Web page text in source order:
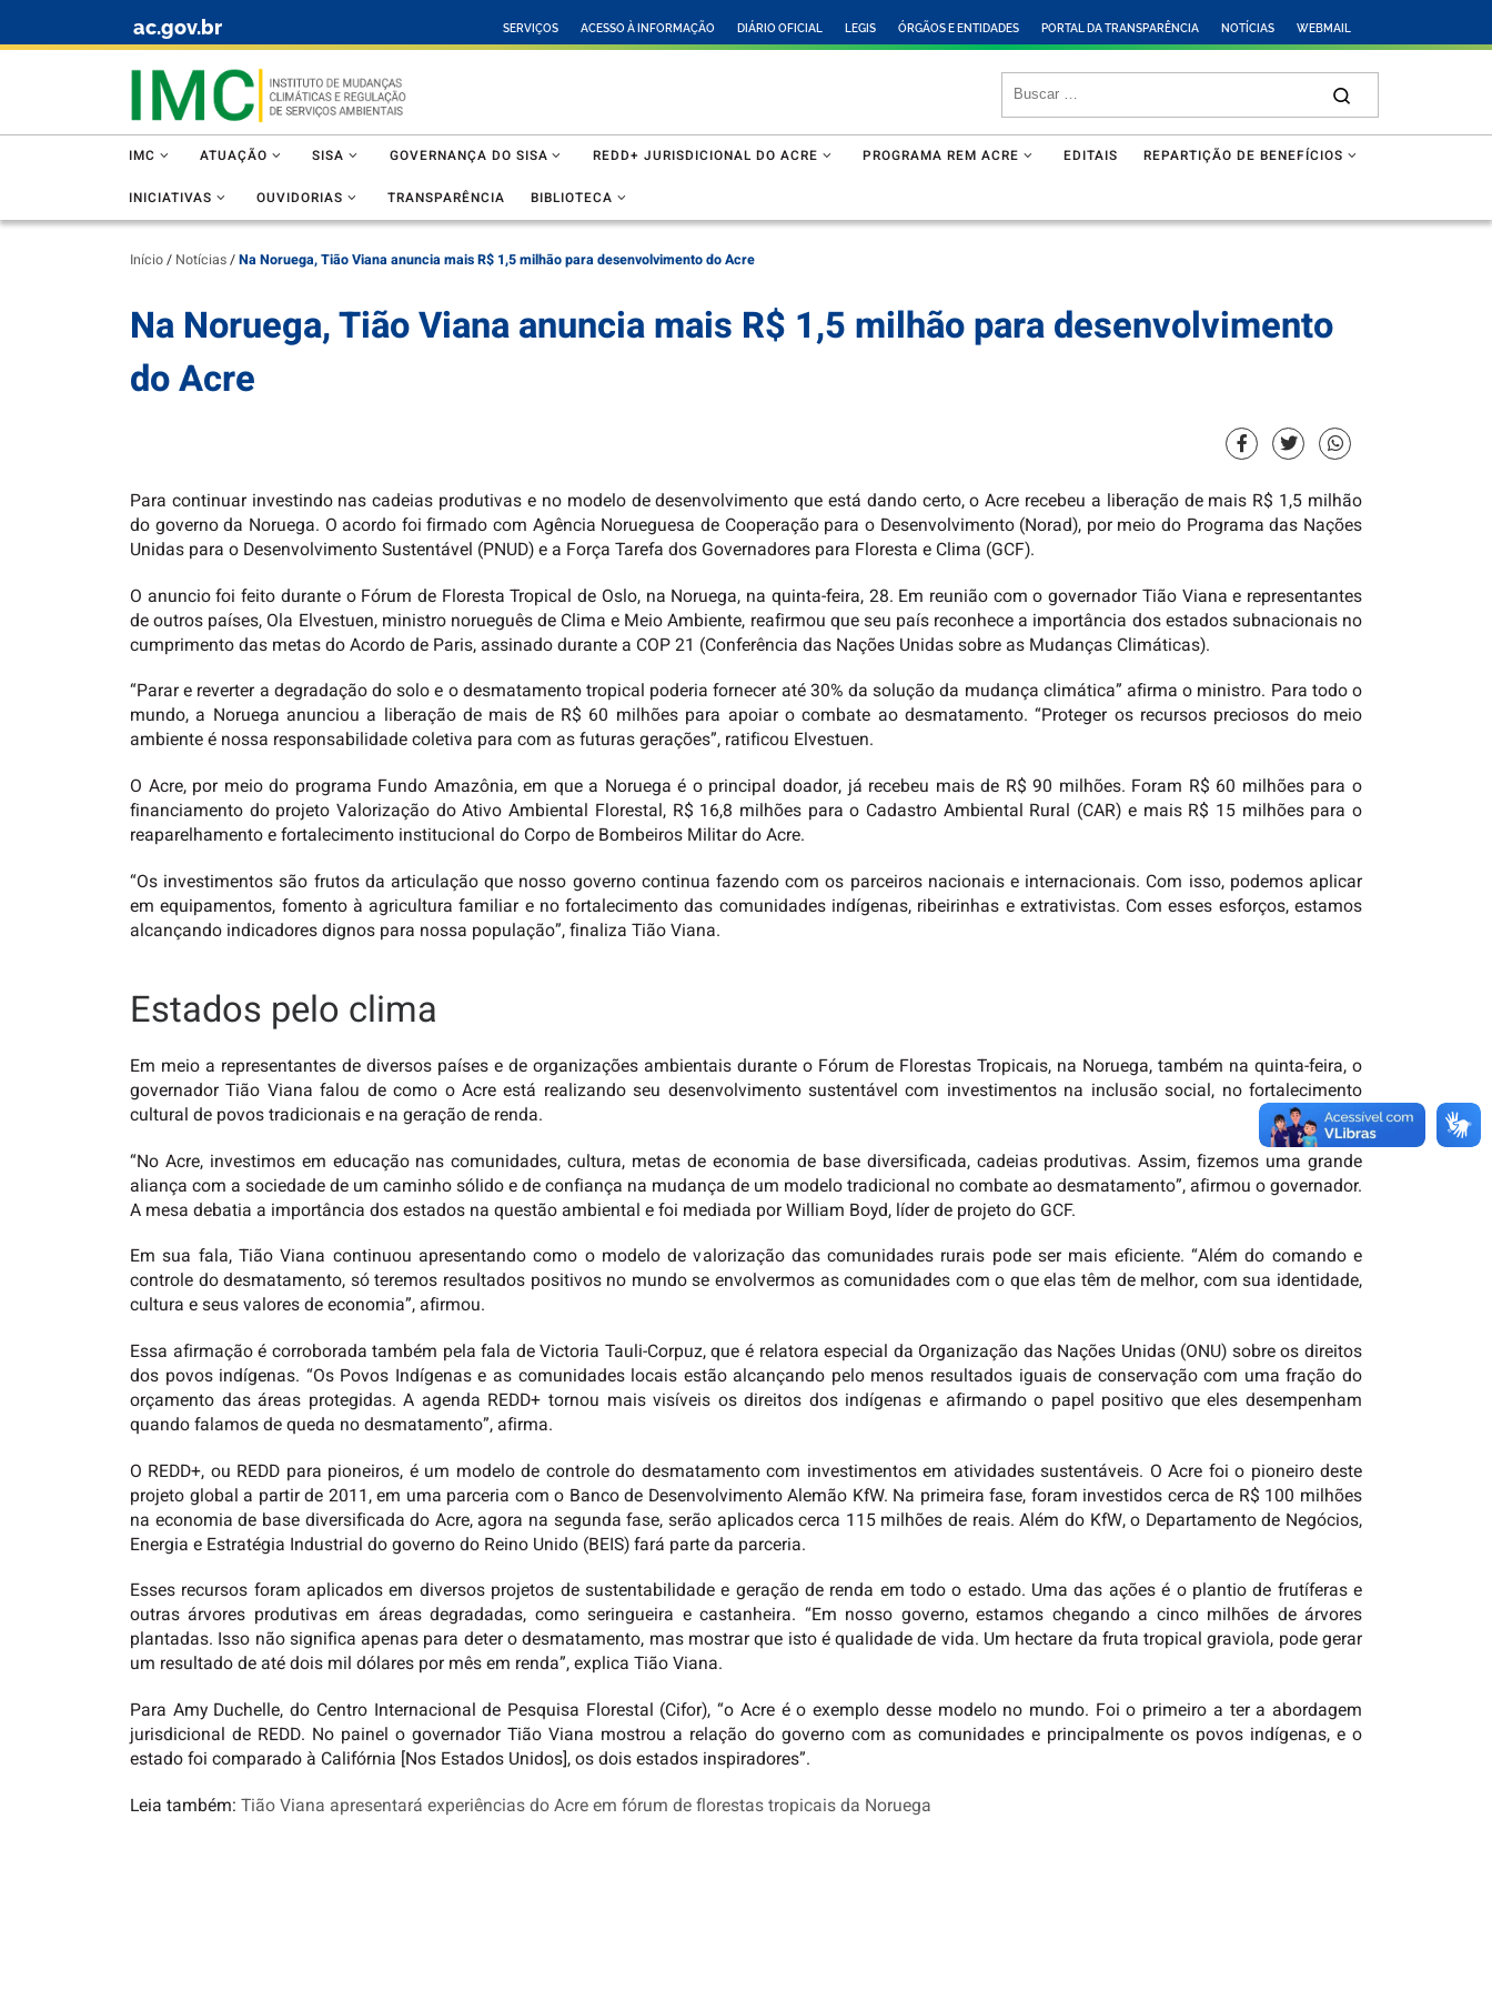
ac.gov.br SERVIÇOS ACESSO À INFORMAÇÃO DIÁRIO OFICIAL LEGIS ÓRGÃOS E ENTIDADES PORTAL DA TRANSPARÊNCIA NOTÍCIAS WEBMAIL
IMC ATUAÇÃO SISA GOVERNANÇA DO SISA REDD+ JURISDICIONAL DO ACRE PROGRAMA REM ACRE EDITAIS REPARTIÇÃO DE BENEFÍCIOS
INICIATIVAS OUVIDORIAS TRANSPARÊNCIA BIBLIOTECA
Início/ Notícias/Na Noruega, Tião Viana anuncia mais R$ 1,5 milhão para desenvolvimento do Acre
Na Noruega, Tião Viana anuncia mais R$ 1,5 milhão para desenvolvimento
do Acre
Para continuar investindo nas cadeias produtivas e no modelo de desenvolvimento que está dando certo, o Acre recebeu a liberação de mais R$ 1,5 milhão
do governo da Noruega. O acordo foi firmado com Agência Norueguesa de Cooperação para o Desenvolvimento (Norad), por meio do Programa das Nações
Unidas para o Desenvolvimento Sustentável (PNUD) e a Força Tarefa dos Governadores para Floresta e Clima (GCF).
O anuncio foi feito durante o Fórum de Floresta Tropical de Oslo, na Noruega, na quinta-feira, 28. Em reunião com o governador Tião Viana e representantes
de outros países, Ola Elvestuen, ministro norueguês de Clima e Meio Ambiente, reafirmou que seu país reconhece a importância dos estados subnacionais no
cumprimento das metas do Acordo de Paris, assinado durante a COP 21 (Conferência das Nações Unidas sobre as Mudanças Climáticas).
“Parar e reverter a degradação do solo e o desmatamento tropical poderia fornecer até 30% da solução da mudança climática” afirma o ministro. Para todo o
mundo, a Noruega anunciou a liberação de mais de R$ 60 milhões para apoiar o combate ao desmatamento. “Proteger os recursos preciosos do meio
ambiente é nossa responsabilidade coletiva para com as futuras gerações”, ratificou Elvestuen.
O Acre, por meio do programa Fundo Amazônia, em que a Noruega é o principal doador, já recebeu mais de R$ 90 milhões. Foram R$ 60 milhões para o
financiamento do projeto Valorização do Ativo Ambiental Florestal, R$ 16,8 milhões para o Cadastro Ambiental Rural (CAR) e mais R$ 15 milhões para o
reaparelhamento e fortalecimento institucional do Corpo de Bombeiros Militar do Acre.
“Os investimentos são frutos da articulação que nosso governo continua fazendo com os parceiros nacionais e internacionais. Com isso, podemos aplicar
em equipamentos, fomento à agricultura familiar e no fortalecimento das comunidades indígenas, ribeirinhas e extrativistas. Com esses esforços, estamos
alcançando indicadores dignos para nossa população”, finaliza Tião Viana.
Estados pelo clima
Em meio a representantes de diversos países e de organizações ambientais durante o Fórum de Florestas Tropicais, na Noruega, também na quinta-feira, o
governador Tião Viana falou de como o Acre está realizando seu desenvolvimento sustentável com investimentos na inclusão social, no fortalecimento
cultural de povos tradicionais e na geração de renda.
“No Acre, investimos em educação nas comunidades, cultura, metas de economia de base diversificada, cadeias produtivas. Assim, fizemos uma grande
aliança com a sociedade de um caminho sólido e de confiança na mudança de um modelo tradicional no combate ao desmatamento”, afirmou o governador.
A mesa debatia a importância dos estados na questão ambiental e foi mediada por William Boyd, líder de projeto do GCF.
Em sua fala, Tião Viana continuou apresentando como o modelo de valorização das comunidades rurais pode ser mais eficiente. “Além do comando e
controle do desmatamento, só teremos resultados positivos no mundo se envolvermos as comunidades com o que elas têm de melhor, com sua identidade,
cultura e seus valores de economia”, afirmou.
Essa afirmação é corroborada também pela fala de Victoria Tauli-Corpuz, que é relatora especial da Organização das Nações Unidas (ONU) sobre os direitos
dos povos indígenas. “Os Povos Indígenas e as comunidades locais estão alcançando pelo menos resultados iguais de conservação com uma fração do
orçamento das áreas protegidas. A agenda REDD+ tornou mais visíveis os direitos dos indígenas e afirmando o papel positivo que eles desempenham
quando falamos de queda no desmatamento”, afirma.
O REDD+, ou REDD para pioneiros, é um modelo de controle do desmatamento com investimentos em atividades sustentáveis. O Acre foi o pioneiro deste
projeto global a partir de 2011, em uma parceria com o Banco de Desenvolvimento Alemão KfW. Na primeira fase, foram investidos cerca de R$ 100 milhões
na economia de base diversificada do Acre, agora na segunda fase, serão aplicados cerca 115 milhões de reais. Além do KfW, o Departamento de Negócios,
Energia e Estratégia Industrial do governo do Reino Unido (BEIS) fará parte da parceria.
Esses recursos foram aplicados em diversos projetos de sustentabilidade e geração de renda em todo o estado. Uma das ações é o plantio de frutíferas e
outras árvores produtivas em áreas degradadas, como seringueira e castanheira. “Em nosso governo, estamos chegando a cinco milhões de árvores
plantadas. Isso não significa apenas para deter o desmatamento, mas mostrar que isto é qualidade de vida. Um hectare da fruta tropical graviola, pode gerar
um resultado de até dois mil dólares por mês em renda”, explica Tião Viana.
Para Amy Duchelle, do Centro Internacional de Pesquisa Florestal (Cifor), “o Acre é o exemplo desse modelo no mundo. Foi o primeiro a ter a abordagem
jurisdicional de REDD. No painel o governador Tião Viana mostrou a relação do governo com as comunidades e principalmente os povos indígenas, e o
estado foi comparado à Califórnia [Nos Estados Unidos], os dois estados inspiradores”.
Leia também: Tião Viana apresentará experiências do Acre em fórum de florestas tropicais da Noruega